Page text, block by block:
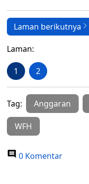
Laman berikutnya
Laman:
1 2
Tag: Anggaran
WFH
0 Komentar